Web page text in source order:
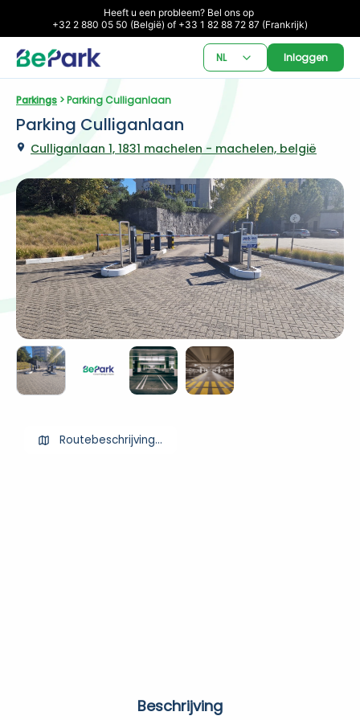
Heeft u een probleem? Bel ons op
+32 2 880 05 50 (België) of +33 1 82 88 72 87 (Frankrijk)
NL Inloggen
Parkings > Parking Culliganlaan
Parking Culliganlaan
Culliganlaan 1, 1831 machelen - machelen, belgië
Routebeschrijving ophalen
Beschrijving